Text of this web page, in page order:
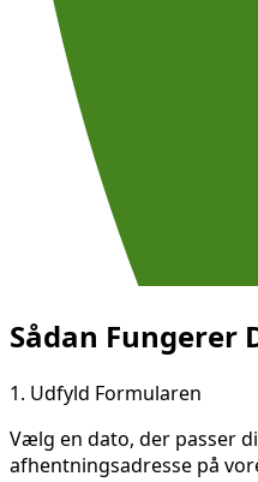
Sådan Fungerer
1. Udfyld Formularen
Vælg en dato, der passer
afhentningsadresse på